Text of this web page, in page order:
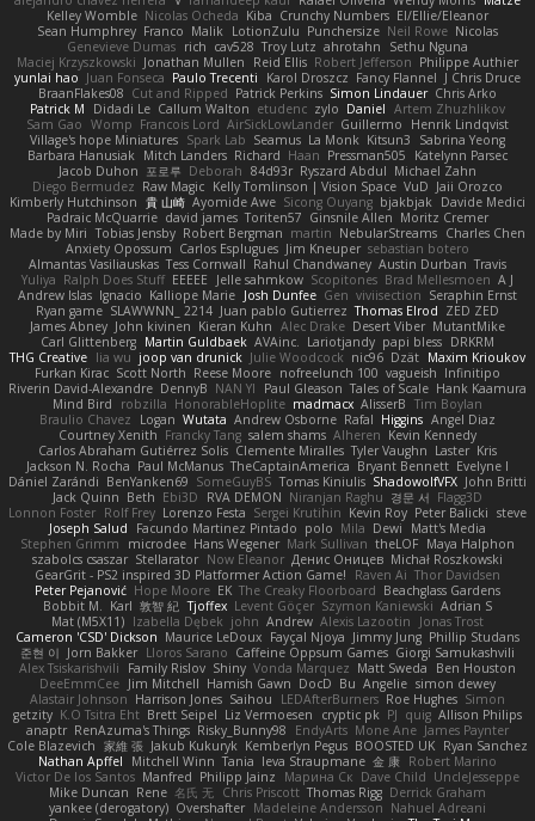
Kelley Womble Nicolas Ocheda Kiba Crunchy Numbers El/Ellie/Eleanor
Sean Humphrey Franco Malik LotionZulu Punchersize Neil Rowe Nicolas
Genevieve Dumas rich cav528 Troy Lutz ahrotahn
Sethu Nguna
Maciej Krzyszkowski Jonathan Mullen Reid Ellis Robert Jefferson Philippe Authier
yunlai hao Juan Fonseca Paulo Trecenti Karol Droszcz Fancy Flannel J Chris Druce
BraanFlakes08 Cut and Ripped Patrick Perkins Simon Lindauer Chris Arko
Patrick M
Didadi Le Callum Walton etudenc zylo Daniel Artem Zhuzhlikov
Sam Gao Womp Francois Lord AirSickLowLander Guillermo
Henrik Lindqvist
Village's hope Miniatures Spark Lab Seamus La Monk Kitsun3
Sabrina Yeong
Barbara Hanusiak Mitch Landers Richard Haan Pressman505
Katelynn Parsec
Jacob Duhon 포로루 Deborah 84d93r Ryszard Abdul Michael Zahn
Diego Bermudez Raw Magic Kelly Tomlinson | Vision Space VuD Jaii Orozco
Kimberly Hutchinson 貴 山崎 Ayomide Awe Sicong Ouyang bjakbjak Davide Medici
Padraic McQuarrie david james Toriten57 Ginsnile Allen Moritz Cremer
Made by Miri Tobias Jensby Robert Bergman martin NebularStreams Charles Chen
Anxiety Opossum Carlos Esplugues Jim Kneuper sebastian botero
Almantas Vasiliauskas Tess Cornwall Rahul Chandwaney Austin Durban Travis
Yuliya Ralph Does Stuff EEEEE Jelle sahmkow Scopitones Brad Mellesmoen A J
Andrew Islas Ignacio Kalliope Marie Josh Dunfee Gen viviisection Seraphin Ernst
Ryan game SLAWWNN_ 2214 Juan pablo Gutierrez Thomas Elrod ZED ZED
James Abney John kivinen Kieran Kuhn Alec Drake Desert Viber MutantMike
Carl Glittenberg Martin Guldbaek AVAinc. Lariotjandy papi bless DRKRM
THG Creative lia wu joop van drunick Julie Woodcock nic96 Dzät Maxim Krioukov
Furkan Kirac Scott North Reese Moore nofreelunch 100 vagueish Infinitipo
Riverin David-Alexandre DennyB NAN YI Paul Gleason Tales of Scale Hank Kaamura
Mind Bird
robzilla HonorableHoplite madmacx AlisserB Tim Boylan
Braulio Chavez
Logan Wutata Andrew Osborne Rafal Higgins Angel Diaz
Courtney Xenith Francky Tang salem shams Alheren Kevin Kennedy
Carlos Abraham Gutiérrez Solis Clemente Miralles Tyler Vaughn Laster Kris
Jackson N. Rocha Paul McManus TheCaptainAmerica Bryant Bennett Evelyne I
Dániel Zarándi BenYanken69 SomeGuyBS Tomas Kiniulis ShadowolfVFX John Britti
Jack Quinn Beth Ebi3D RVA DEMON Niranjan Raghu 경문 서 Flagg3D
Lonnon Foster Rolf Frey Lorenzo Festa Sergei Krutihin Kevin Roy Peter Balicki steve
Joseph Salud
Facundo Martinez Pintado polo Mila Dewi
Matt's Media
Stephen Grimm
microdee Hans Wegener Mark Sullivan theLOF Maya Halphon
szabolcs csaszar Stellarator Now Eleanor Денис Оницев Michał Roszkowski
GearGrit - PS2 inspired 3D Platformer Action Game!
Raven Ai Thor Davidsen
Peter Pejanović Hope Moore EK The Creaky Floorboard Beachglass Gardens
Bobbit M. Karl 敦智 紀 Tjoffex Levent Göçer Szymon Kaniewski Adrian S
Mat (M5X11) Izabella Dębek john Andrew Alexis Lazootin
Jonas Trost
Cameron 'CSD' Dickson Maurice LeDoux Fayçal Njoya Jimmy Jung Phillip Studans
준현 이 Jorn Bakker Lloros Sarano Caffeine Oppsum Games Giorgi Samukashvili
Alex Tsiskarishvili
Family Rislov Shiny Vonda Marquez Matt Sweda
Ben Houston
DeeEmmCee Jim Mitchell Hamish Gawn DocD Bu Angelie simon dewey
Alastair Johnson Harrison Jones Saihou LEDAfterBurners Roe Hughes Simon
getzity K.O Tsitra Eht Brett Seipel Liz Vermoesen cryptic pk PJ quig Allison Philips
anaptr RenAzuma's Things Risky_Bunny98 EndyArts Mone Ane James Paynter
Cole Blazevich 家維 張 Jakub Kukuryk Kemberlyn Pegus BOOSTED UK Ryan Sanchez
Nathan Apffel
Mitchell Winn Tania Ieva Straupmane 金 康 Robert Marino
Victor De los Santos Manfred Philipp Jainz Марина Ск Dave Child UncleJesseppe
Mike Duncan Rene 名氏 无 Chris Priscott Thomas Rigg Derrick Graham
yankee (derogatory) Overshafter Madeleine Andersson Nahuel Adreani